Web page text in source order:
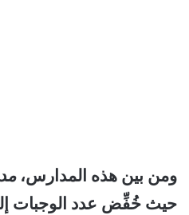
ومن بين هذه المدارس،
حيث خُفِّض عدد الوجبات